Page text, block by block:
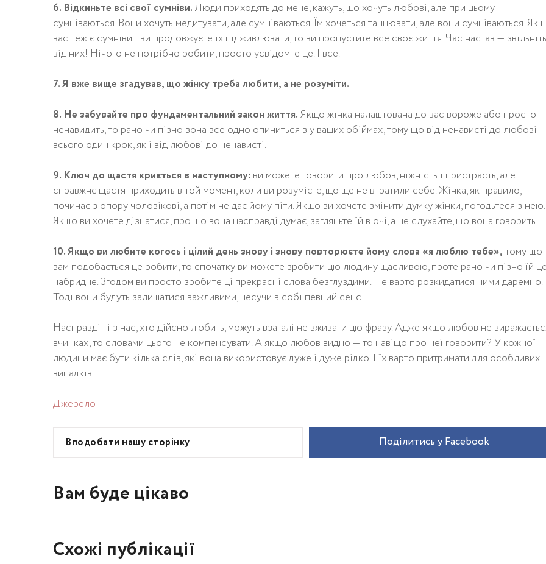
6. Відкиньте всі свої сумніви. Люди приходять до мене, кажуть, що хочуть любові, але при цьому
сумніваються. Вони хочуть медитувати, але сумніваються. Їм хочеться танцювати, але вони сумніваються.
вас теж є сумніви і ви продовжуєте їх підживлювати, то ви пропустите все своє життя. Час настав —
від них! Нічого не потрібно робити, просто усвідомте це. І все.
7. Я вже вище згадував, що жінку треба любити, а не розуміти.
8. Не забувайте про фундаментальний закон життя. Якщо жінка налаштована до вас вороже або просто
ненавидить, то рано чи пізно вона все одно опиниться в у ваших обіймах, тому що від ненависті до любові
всього один крок, як і від любові до ненависті.
9. Ключ до щастя криється в наступному: ви можете говорити про любов, ніжність і пристрасть, але
справжнє щастя приходить в той момент, коли ви розумієте, що ще не втратили себе. Жінка, як правило,
починає з опору чоловікові, а потім не дає йому піти. Якщо ви хочете змінити думку жінки, погодьтеся з нею.
Якщо ви хочете дізнатися, про що вона насправді думає, загляньте їй в очі, а не слухайте, що вона говорить.
10. Якщо ви любите когось і цілий день знову і знову повторюєте йому слова «я люблю тебе», тому що
вам подобається це робити, то спочатку ви можете зробити цю людину щасливою, проте рано чи пізно їй це
набридне. Згодом ви просто зробите ці прекрасні слова безглуздими. Не варто розкидатися ними даремно.
Тоді вони будуть залишатися важливими, несучи в собі певний сенс.
Насправді ті з нас, хто дійсно любить, можуть взагалі не вживати цю фразу. Адже якщо любов не
вчинках, то словами цього не компенсувати. А якщо любов видно — то навіщо про неї говорити? У кожної
людини має бути кілька слів, які вона використовує дуже і дуже рідко. І їх варто притримати для особливих
випадків.
Джерело
Вподобати нашу сторінку Поділитись у Facebook
Вам буде цікаво
Схожі публікації